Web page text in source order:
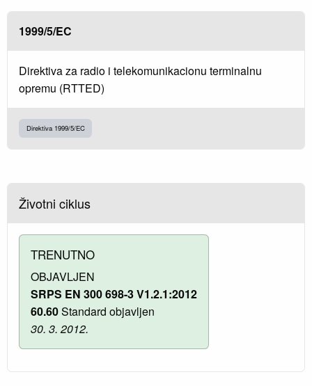
1999/5/EC
Direktiva za radio i telekomunikacionu terminalnu
opremu (RTTED)
Direktiva 1999/5/EC
Životni ciklus
TRENUTNO
OBJAVLJEN
SRPS EN 300 698-3 V1.2.1:2012
60.60Standard objavljen
30. 3. 2012.